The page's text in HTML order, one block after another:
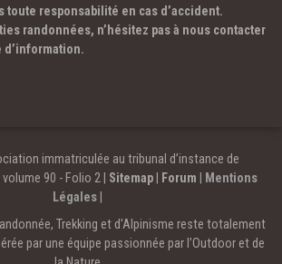
toute responsabilité en cas d’accident.
randonnées, n’hésitez pas à nous contacter
d’information.
immatriculée au tribunal d’instance de
90 - Folio 2 | Sitemap| Forum
Mentions
Légales
Trekking et d'Alpinisme reste totalement
par une équipe passionnée par l’Outdoor et de